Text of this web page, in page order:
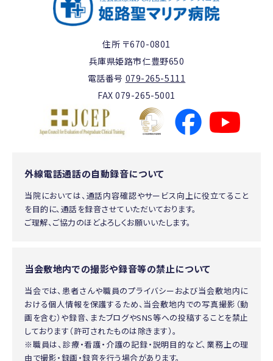
住所 〒670-0801
兵庫県姫路市仁豊野650
電話番号 079-265-5111
FAX 079-265-5001
外線電話通話の自動録音について
当院においては、通話内容確認やサービス向上に役立てること
を目的に、通話を録音させていただいております。
ご理解、ご協力のほどよろしくお願いいたします。
当会敷地内での撮影や録音等の禁止について
当会では、患者さんや職員のプライバシーおよび当会敷地内に
おける個人情報を保護するため、当会敷地内での写真撮影（動
画を含む）や録音、またブログやSNS等への投稿することを禁止
しております（許可されたものは除きます）。
※職員は、診療・看護・介護の記録・説明目的など、業務上の理
由で撮影・録画・録音を行う場合があります。